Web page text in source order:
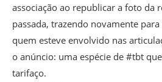
associação ao republicar a foto da
passada, trazendo novamente
quem esteve envolvido nas
o anúncio: uma espécie de #tbt
tarifaço.